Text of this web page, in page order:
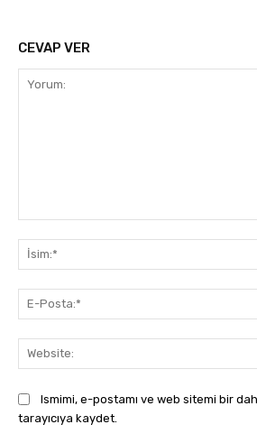
CEVAP VER
Ismimi, e-postamı ve web sitemi bir
tarayıcıya kaydet.